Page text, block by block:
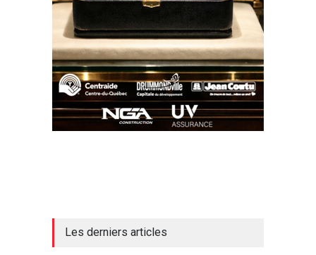
Les derniers articles